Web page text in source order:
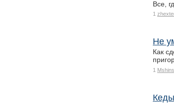
Все,
1
Не
Как
1